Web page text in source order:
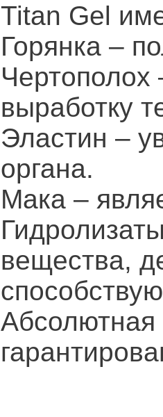
Titan Gel
Горянка –
Чертополох
выработку
Эластин –
органа.
Мака –
вещества,
Абсолютная